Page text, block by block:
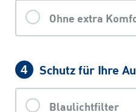
Ohne extra
4 Schutz für Ihre
Blaulichtfilter